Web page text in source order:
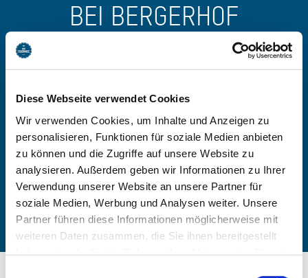
Diese Webseite verwendet Cookies
Wir verwenden Cookies, um Inhalte und Anzeigen zu
personalisieren, Funktionen für soziale Medien anbieten
zu können und die Zugriffe auf unsere Website zu
analysieren. Außerdem geben wir Informationen zu Ihrer
Verwendung unserer Website an unsere Partner für
soziale Medien, Werbung und Analysen weiter. Unsere
Partner führen diese Informationen möglicherweise mit
weiteren Daten zusammen, die Sie ihnen bereitgestellt
haben oder die Sie im Rahmen Ihrer Nutzung der Dienste
BEI BERGERHOF
TEGERNSEE BUCHEN
Anzahl Personen
Zimmer finden